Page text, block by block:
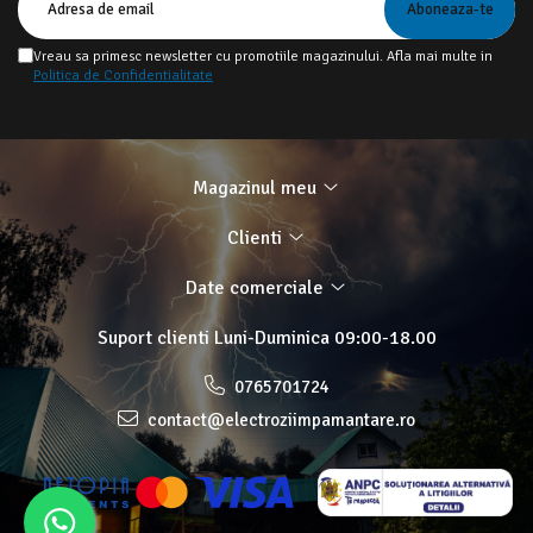
Vreau sa primesc newsletter cu promotiile magazinului. Afla mai multe in
Politica de Confidentialitate
Magazinul meu
Clienti
Date comerciale
Suport clienti Luni-Duminica 09:00-18.00
0765701724
contact@electroziimpamantare.ro